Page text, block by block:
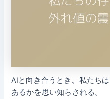
AIと向き合うとき、私たち
あるかを思い知らされる。